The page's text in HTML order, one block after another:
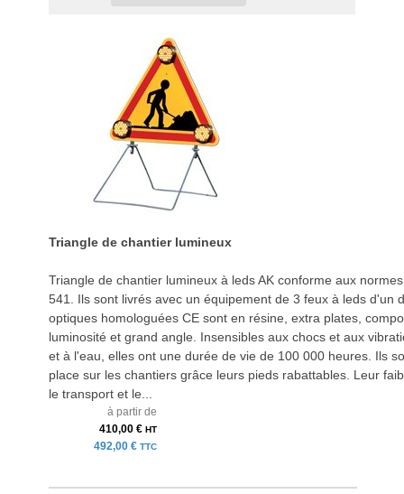
Triangle de chantier lumineux
Triangle de chantier lumineux à leds AK conforme aux
541. Ils sont livrés avec un équipement de 3 feux à leds d'un
optiques homologuées CE sont en résine, extra plates,
luminosité et grand angle. Insensibles aux chocs et aux
et à l'eau, elles ont une durée de vie de 100 000 heures. Ils
place sur les chantiers grâce leurs pieds rabattables. Leur
le transport et le...
à partir de
410,00 € HT
492,00 € TTC